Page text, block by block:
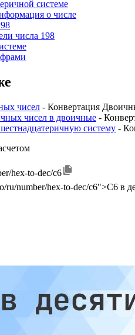
системе
о числе
числа 198
чисел - Конвертация
чисел в двоичные -
систему -
hex-to-dec/c6
ru/number/hex-to-dec/c6">C6 в